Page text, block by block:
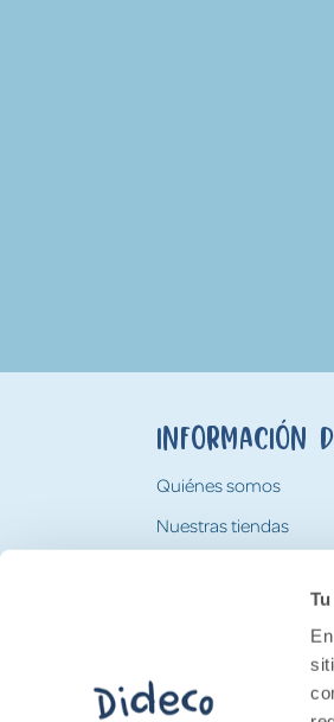
Información
Quiénes somos
Nuestras tiendas
Tarjeta Regalo Dideco